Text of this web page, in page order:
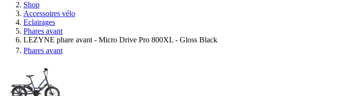
Shop
Accessoires vélo
Eclairages
Phares avant
LEZYNE phare avant - Micro Drive Pro 800XL - Gloss Black
Phares avant